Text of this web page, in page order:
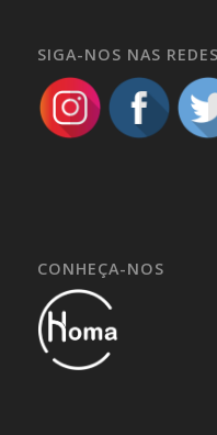
SIGA-NOS NAS
CONHEÇA-NOS